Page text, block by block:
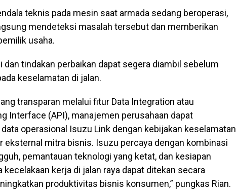
teknis pada mesin saat armada sedang beroperasi,
mendeteksi masalah tersebut dan memberikan
usaha.
dan tindakan perbaikan dapat segera diambil sebelum
keselamatan di jalan.
transparan melalui fitur Data Integration atau
Interface (API), manajemen perusahaan dapat
operasional Isuzu Link dengan kebijakan keselamatan
eksternal mitra bisnis. Isuzu percaya dengan kombinasi
pemantauan teknologi yang ketat, dan kesiapan
kecelakaan kerja di jalan raya dapat ditekan secara
produktivitas bisnis konsumen,” pungkas Rian.